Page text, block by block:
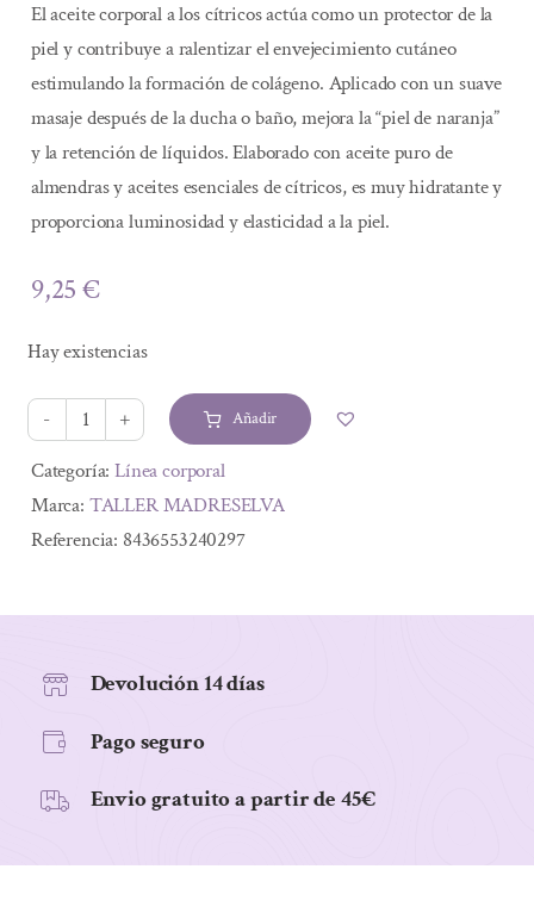
El aceite corporal a los cítricos actúa como un protector de la
piel y contribuye a ralentizar el envejecimiento cutáneo
estimulando la formación de colágeno. Aplicado con un suave
masaje después de la ducha o baño, mejora la “piel de naranja”
y la retención de líquidos. Elaborado con aceite puro de
almendras y aceites esenciales de cítricos, es muy hidratante y
proporciona luminosidad y elasticidad a la piel.
9,25€
Hay existencias
ACEITE
AROMATICO
A
LOS
Añadir
Alternative:
Categoría:Línea corporal
Marca: TALLER MADRESELVA
Referencia: 8436553240297
Devolución 14 días
Pago seguro
Envio gratuito a partir de 45€